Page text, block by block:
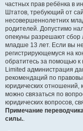
частных прав ребёнка в
Штатов, требующий от
несовершеннолетних
родителей. Допустимо
опекуны разрешают
младше 13 лет. Если вы
регистрирующемуся на
обратитесь за помощью к
Limited администрация
рекомендаций по
юридических отношений,
можно связаться по
юридических вопросов,
Примечание
силы..